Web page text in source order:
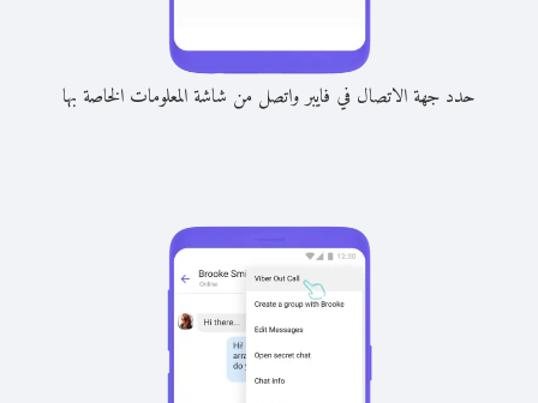
حدد جهة الاتصال في فايبر واتصل من شاشة المعلومات الخاصة بها